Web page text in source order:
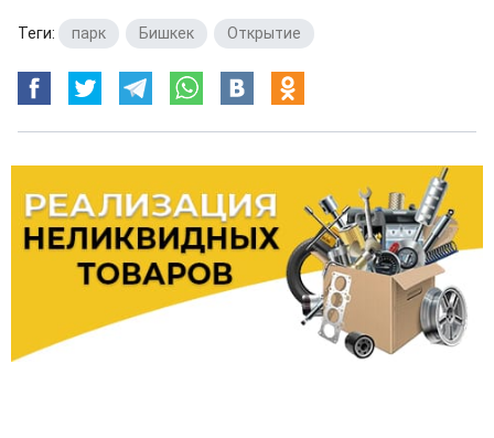
Теги: парк Бишкек Открытие